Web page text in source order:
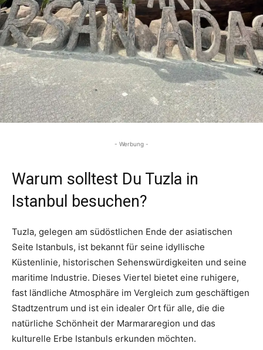
- Werbung -
Warum solltest Du Tuzla in
Istanbul besuchen?
Tuzla, gelegen am südöstlichen Ende der asiatischen
Seite Istanbuls, ist bekannt für seine idyllische
Küstenlinie, historischen Sehenswürdigkeiten und seine
maritime Industrie. Dieses Viertel bietet eine ruhigere,
fast ländliche Atmosphäre im Vergleich zum geschäftigen
Stadtzentrum und ist ein idealer Ort für alle, die die
natürliche Schönheit der Marmararegion und das
kulturelle Erbe Istanbuls erkunden möchten.